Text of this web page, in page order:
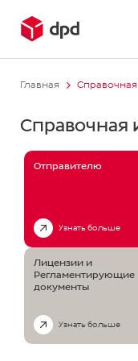
Главная
Отправителю
Узнать больше
Лицензии и
Регламентирующие
документы
Узнать больше